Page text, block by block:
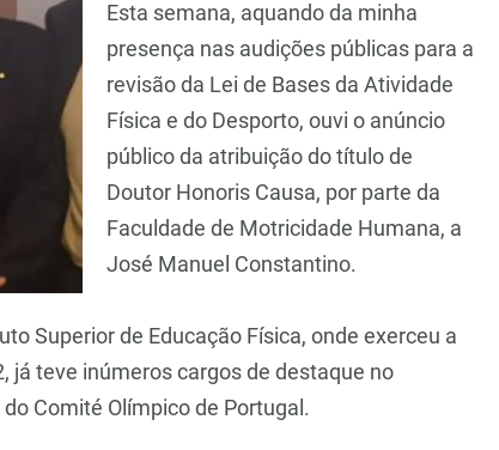
Esta semana, aquando da minha
presença nas audições públicas para a
revisão da Lei de Bases da Atividade
Física e do Desporto, ouvi o anúncio
público da atribuição do título de
Doutor Honoris Causa, por parte da
Faculdade de Motricidade Humana, a
José Manuel Constantino.
Superior de Educação Física, onde exerceu a
já teve inúmeros cargos de destaque no
Comité Olímpico de Portugal.